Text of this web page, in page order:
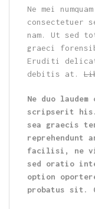
Ne mei
consectetuer
nam. Ut sed
graeci
Eruditi
debitis at.
Ne duo
scripserit his.
sea graecis
reprehendunt
facilisi, ne
sed oratio
option
probatus sit.